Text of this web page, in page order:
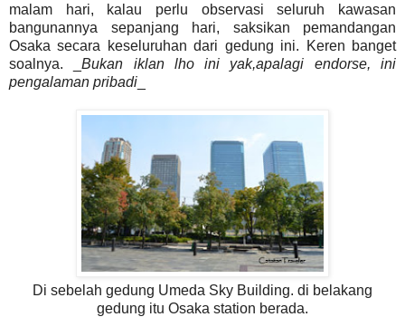
malam hari, kalau perlu observasi seluruh kawasan
bangunannya sepanjang hari, saksikan pemandangan
Osaka secara keseluruhan dari gedung ini. Keren banget
soalnya. _Bukan iklan lho ini yak,apalagi endorse, ini
pengalaman pribadi
Di sebelah gedung Umeda Sky Building. di belakang
gedung itu Osaka station berada.